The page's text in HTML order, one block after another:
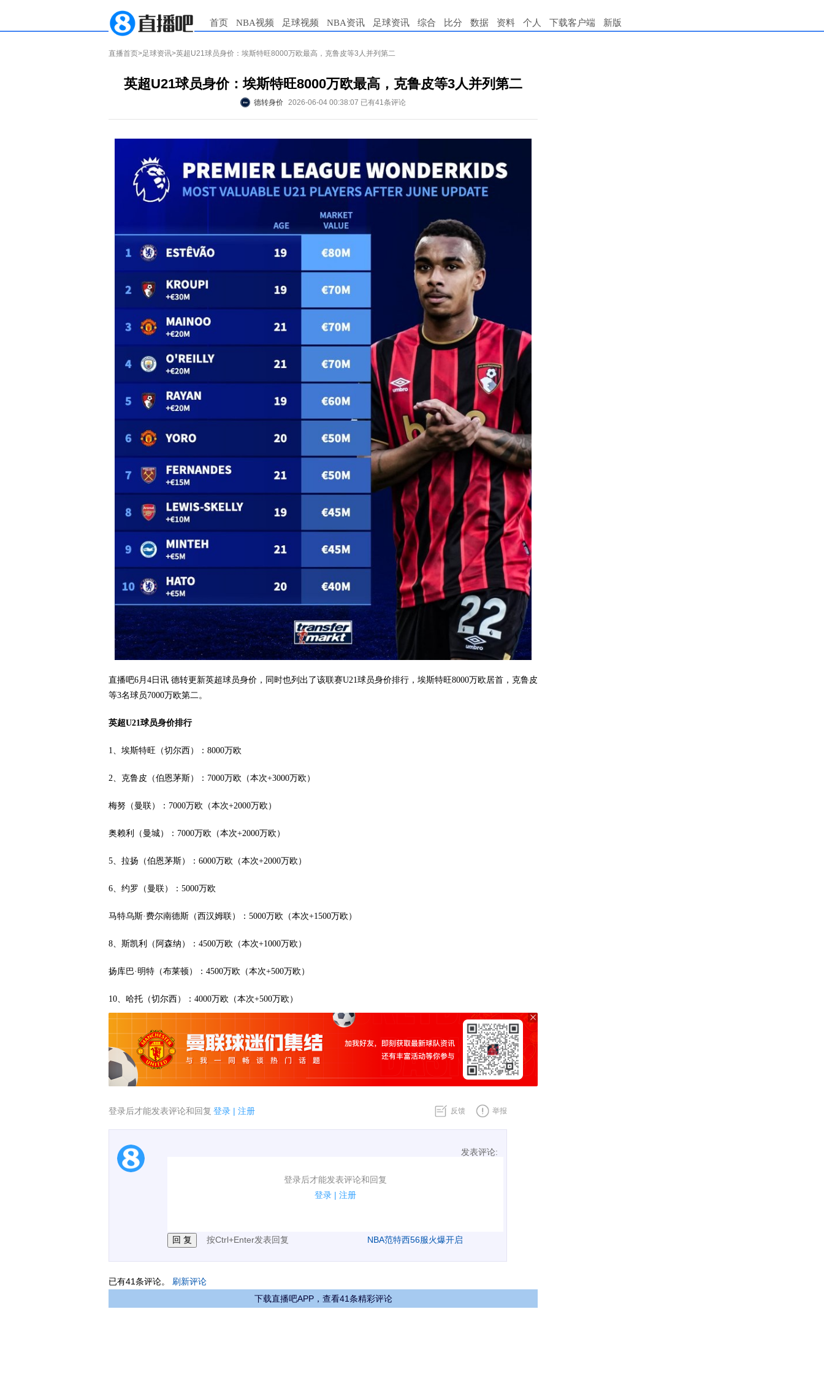
首页 NBA视频 足球视频 NBA资讯 足球资讯 综合 比分 数据 资料 个人 下载客户端 新版
直播首页>足球资讯>英超U21球员身价：埃斯特旺8000万欧最高，克鲁皮等3人并列第二
英超U21球员身价：埃斯特旺8000万欧最高，克鲁皮等3人并列第二
德转身价 2026-06-04 00:38:07 已有41条评论
直播吧6月4日讯 德转更新英超球员身价，同时也列出了该联赛U21球员身价排行，埃斯特旺8000万欧居首，克鲁皮
等3名球员7000万欧第二。
英超U21球员身价排行
1、埃斯特旺（切尔西）：8000万欧
2、克鲁皮（伯恩茅斯）：7000万欧（本次+3000万欧）
梅努（曼联）：7000万欧（本次+2000万欧）
奥赖利（曼城）：7000万欧（本次+2000万欧）
5、拉扬（伯恩茅斯）：6000万欧（本次+2000万欧）
6、约罗（曼联）：5000万欧
马特乌斯·费尔南德斯（西汉姆联）：5000万欧（本次+1500万欧）
8、斯凯利（阿森纳）：4500万欧（本次+1000万欧）
扬库巴·明特（布莱顿）：4500万欧（本次+500万欧）
10、哈托（切尔西）：4000万欧（本次+500万欧）
登录后才能发表评论和回复 登录 | 注册 反馈 举报
发表评论:
登录后才能发表评论和回复
登录 | 注册
1.电脑端新用户可以发表评论了！
按Ctrl+Enter发表回复 NBA范特西56服火爆开启
已有41条评论。 刷新评论
下载直播吧APP，查看41条精彩评论